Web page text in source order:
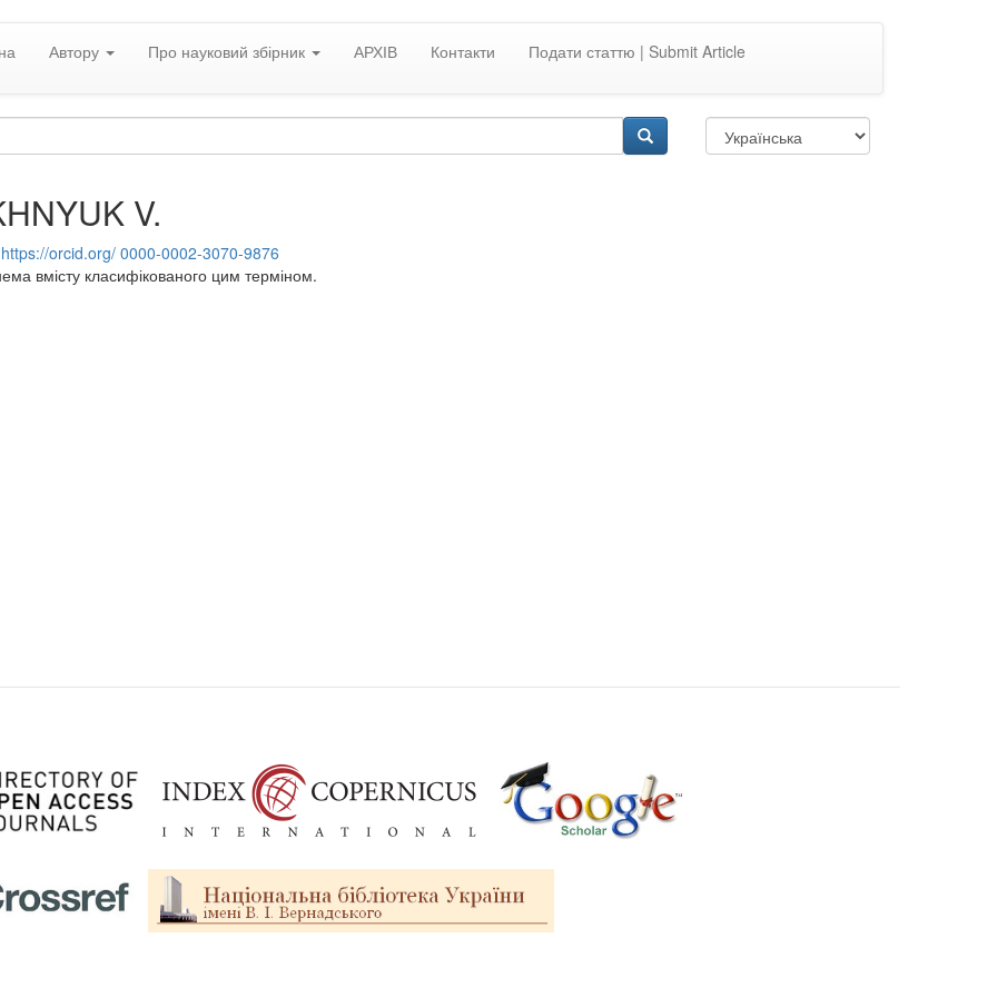
Автору Про науковий збірник АРХІВ Контакти Подати статтю | Submit Article
V.
https://orcid.org/ 0000-0002-3070-9876
вмісту класифікованого цим терміном.